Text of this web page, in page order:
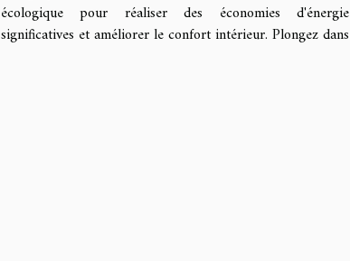
écologique pour réaliser des économies d'énergie
significatives et améliorer le confort intérieur. Plongez dans